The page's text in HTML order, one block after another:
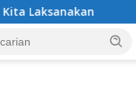
DPRD Tanah